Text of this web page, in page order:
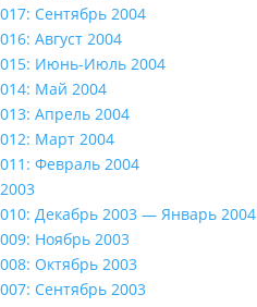
017: Сентябрь 2004
016: Август 2004
015: Июнь-Июль 2004
014: Май 2004
013: Апрель 2004
012: Март 2004
011: Февраль 2004
2003
010: Декабрь 2003 — Январь 2004
009: Ноябрь 2003
008: Октябрь 2003
007: Сентябрь 2003